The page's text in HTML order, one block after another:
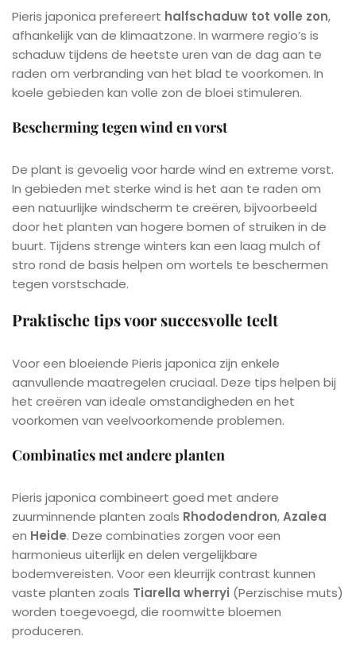
Pieris japonica prefereert halfschaduw tot volle zon,
afhankelijk van de klimaatzone. In warmere regio’s is
schaduw tijdens de heetste uren van de dag aan te
raden om verbranding van het blad te voorkomen. In
koele gebieden kan volle zon de bloei stimuleren.
Bescherming tegen wind en vorst
De plant is gevoelig voor harde wind en extreme vorst.
In gebieden met sterke wind is het aan te raden om
een natuurlijke windscherm te creëren, bijvoorbeeld
door het planten van hogere bomen of struiken in de
buurt. Tijdens strenge winters kan een laag mulch of
stro rond de basis helpen om wortels te beschermen
tegen vorstschade.
Praktische tips voor succesvolle teelt
Voor een bloeiende Pieris japonica zijn enkele
aanvullende maatregelen cruciaal. Deze tips helpen bij
het creëren van ideale omstandigheden en het
voorkomen van veelvoorkomende problemen.
Combinaties met andere planten
Pieris japonica combineert goed met andere
zuurminnende planten zoals Rhododendron,Azalea
en Heide. Deze combinaties zorgen voor een
harmonieus uiterlijk en delen vergelijkbare
bodemvereisten. Voor een kleurrijk contrast kunnen
vaste planten zoals Tiarella wherryi (Perzischise muts)
worden toegevoegd, die roomwitte bloemen
produceren.